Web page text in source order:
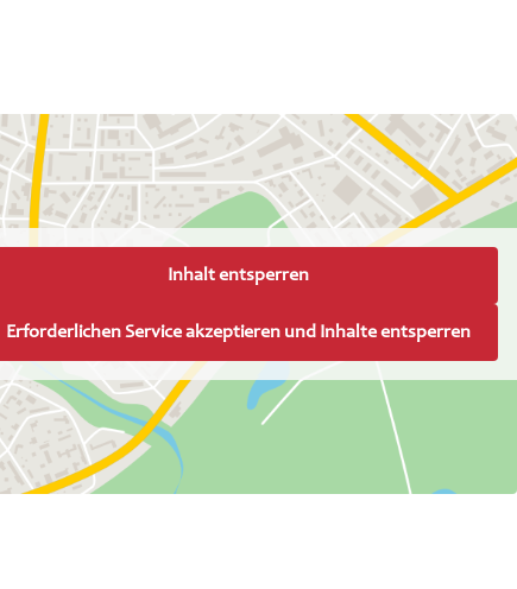
Inhalt entsperren
Erforderlichen Service akzeptieren und Inhalte entsperren